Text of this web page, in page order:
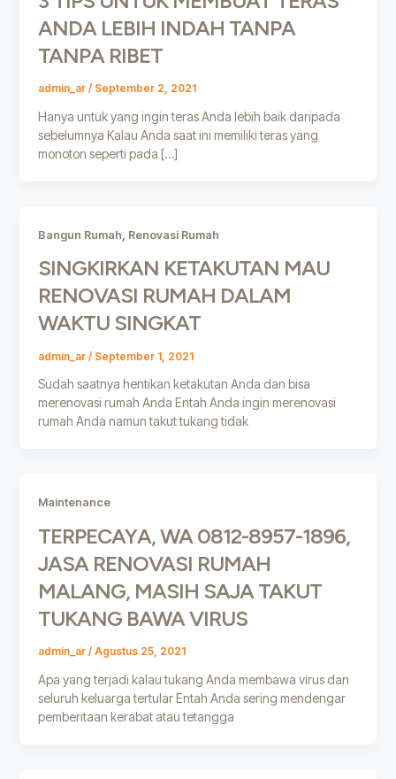
ANDA LEBIH INDAH TANPA
TANPA RIBET
admin_ar / September 2, 2021
Hanya untuk yang ingin teras Anda lebih baik daripada
sebelumnya Kalau Anda saat ini memiliki teras yang
monoton seperti pada […]
Bangun Rumah Renovasi Rumah
SINGKIRKAN KETAKUTAN MAU
RENOVASI RUMAH DALAM
WAKTU SINGKAT
admin_ar / September 1, 2021
Sudah saatnya hentikan ketakutan Anda dan bisa
merenovasi rumah Anda Entah Anda ingin merenovasi
rumah Anda namun takut tukang tidak
Maintenance
TERPECAYA, WA 0812-8957-1896,
JASA RENOVASI RUMAH
MALANG, MASIH SAJA TAKUT
TUKANG BAWA VIRUS
admin_ar / Agustus 25, 2021
Apa yang terjadi kalau tukang Anda membawa virus dan
seluruh keluarga tertular Entah Anda sering mendengar
pemberitaan kerabat atau tetangga